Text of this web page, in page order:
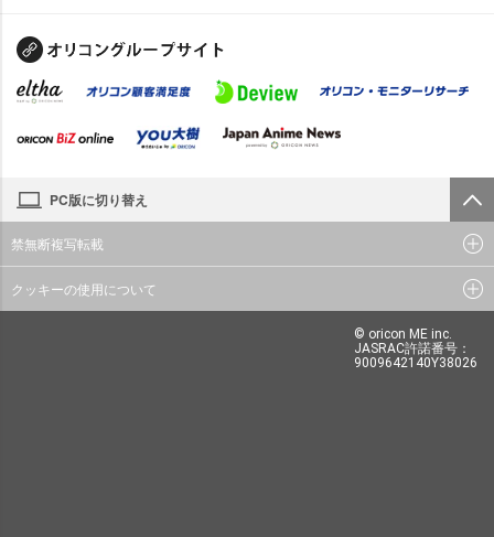
PC版に切り替え
禁無断複写転載
クッキーの使用について
© oricon ME inc.
JASRAC許諾番号：
9009642140Y38026